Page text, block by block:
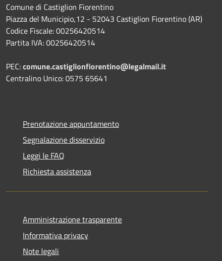
Comune di Castiglion Fiorentino
Piazza del Municipio,12 - 52043 Castiglion Fiorentino (AR)
Codice Fiscale: 00256420514
Partita IVA: 00256420514
PEC:comune.castiglionfiorentino@legalmail.it
Centralino Unico: 0575 65641
Prenotazione appuntamento
Segnalazione disservizio
Leggi le FAQ
Richiesta assistenza
Amministrazione trasparente
Informativa privacy
Note legali